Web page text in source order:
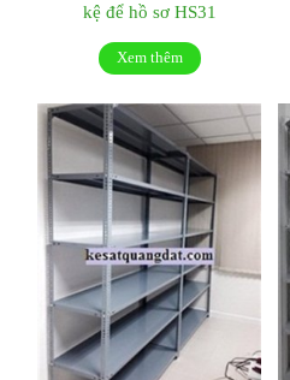
kệ để hồ sơ HS31
Xem thêm